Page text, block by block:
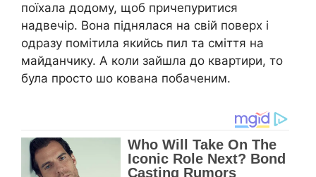
поїхала додому, щоб причепуритися
надвечір. Вона піднялася на свій поверх і
одразу помітила якийсь пил та сміття на
майданчику. А коли зайшла до квартири, то
була просто шо кована побаченим.